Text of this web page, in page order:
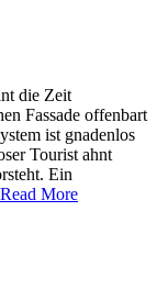
die Zeit
Fassade offenbart
ist gnadenlos
Tourist ahnt
Ein
Read More